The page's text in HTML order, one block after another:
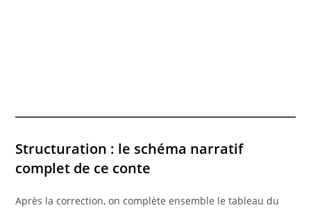
Structuration : le schéma narratif
complet de ce conte
Après la correction, on complète ensemble le tableau du